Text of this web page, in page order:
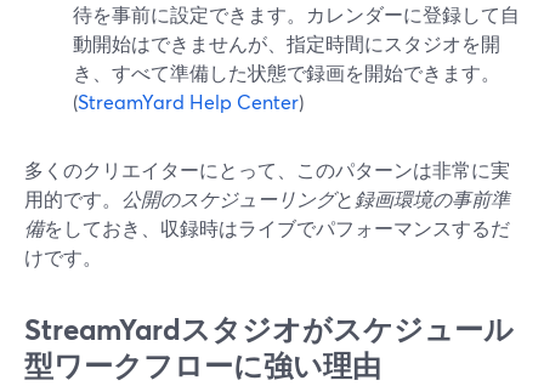
待を事前に設定できます。カレンダーに登録して自
動開始はできませんが、指定時間にスタジオを開
き、すべて準備した状態で録画を開始できます。
(StreamYard Help Center)
多くのクリエイターにとって、このパターンは非常に実
用的です。 公開のスケジューリングと録画環境の事前準
備をしておき、収録時はライブでパフォーマンスするだ
けです。
StreamYardスタジオがスケジュール
型ワークフローに強い理由